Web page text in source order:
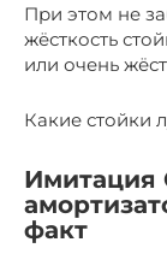
При этом не
жёсткость
или очень
Какие стойки
Имитация
факт